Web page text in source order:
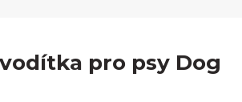
pro psy Dog